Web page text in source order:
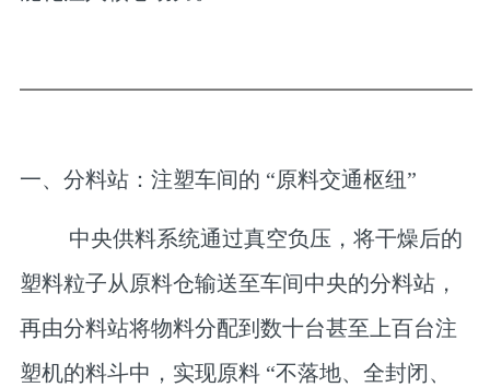
一、分料站：注塑车间的 “原料交通枢纽”
中央供料系统通过真空负压，将干燥后的
塑料粒子从原料仓输送至车间中央的分料站，
再由分料站将物料分配到数十台甚至上百台注
塑机的料斗中，实现原料 “不落地、全封闭、